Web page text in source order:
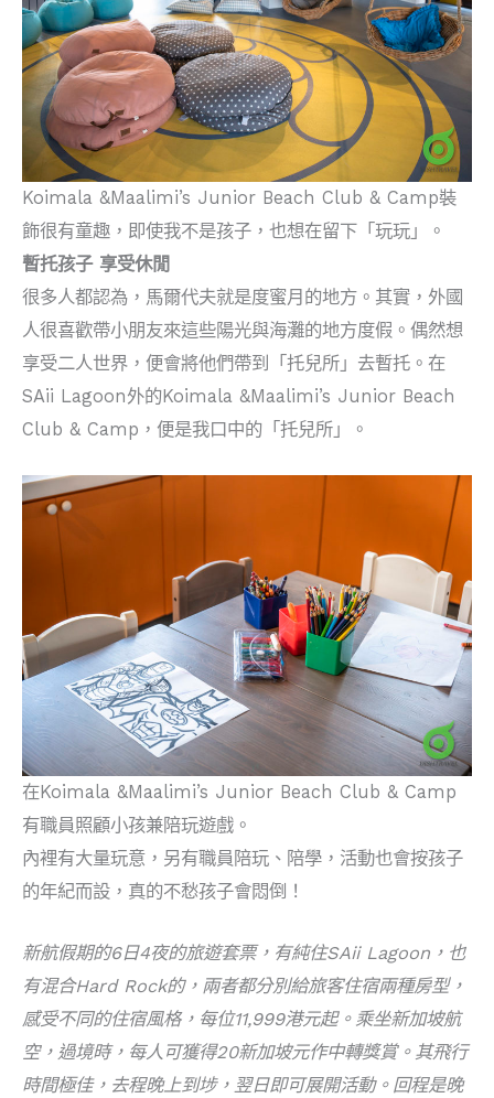
Koimala &Maalimi’s Junior Beach Club & Camp裝
飾很有童趣，即使我不是孩子，也想在留下「玩玩」。
暫托孩子 享受休閒
很多人都認為，馬爾代夫就是度蜜月的地方。其實，外國
人很喜歡帶小朋友來這些陽光與海灘的地方度假。偶然想
享受二人世界，便會將他們帶到「托兒所」去暫托。在
SAii Lagoon外的Koimala &Maalimi’s Junior Beach
Club & Camp，便是我口中的「托兒所」。
在Koimala &Maalimi’s Junior Beach Club & Camp
有職員照顧小孩兼陪玩遊戲。
內裡有大量玩意，另有職員陪玩、陪學，活動也會按孩子
的年紀而設，真的不愁孩子會悶倒！
新航假期的6日4夜的旅遊套票，有純住SAii Lagoon，也
有混合Hard Rock的，兩者都分別給旅客住宿兩種房型，
感受不同的住宿風格，每位11,999港元起。乘坐新加坡航
空，過境時，每人可獲得20新加坡元作中轉獎賞。其飛行
時間極佳，去程晚上到埗，翌日即可展開活動。回程是晚